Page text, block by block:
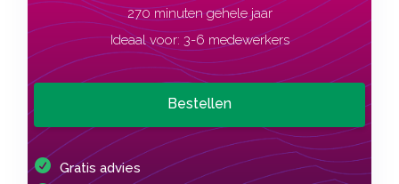
270 minuten gehele jaar
Ideaal voor: 3-6 medewerkers
Bestellen
Gratis advies